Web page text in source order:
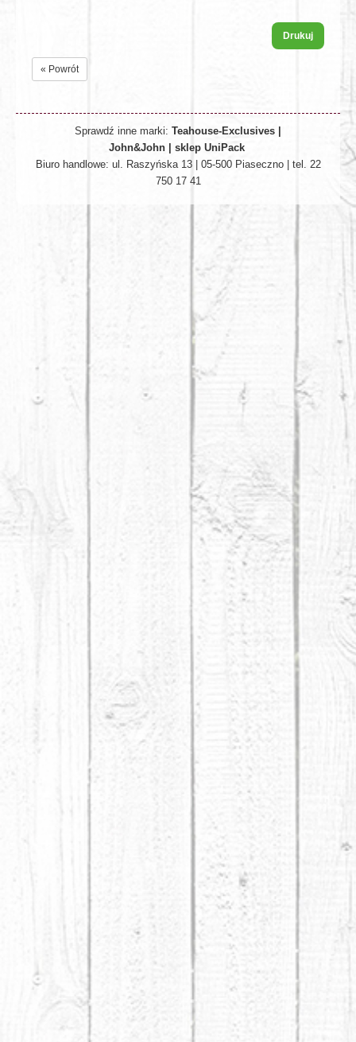
Drukuj
« Powrót
Sprawdź inne marki: Teahouse-Exclusives
John&John| sklep UniPack
Biuro handlowe: ul. Raszyńska 13 | 05-500 Piaseczno | tel. 22
750 17 41